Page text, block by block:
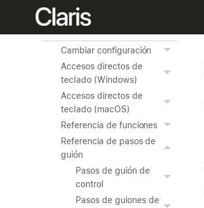
avanzadas
Cambiar configuración
Accesos directos de
teclado (Windows)
Accesos directos de
teclado (macOS)
Referencia de funciones
Referencia de pasos de
guión
Pasos de guión de
control
Pasos de guiones de